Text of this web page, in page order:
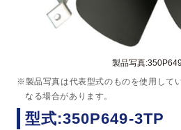
製品写真
※製品写真は代表型式のものを使用して
なる場合があります。
型式:350P649-3TP